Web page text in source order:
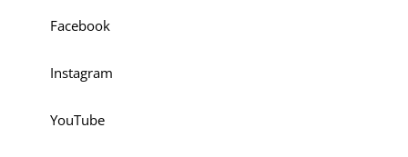
Facebook
Instagram
YouTube